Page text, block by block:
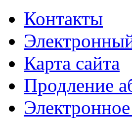
Контакты
Карта сайта
Продление